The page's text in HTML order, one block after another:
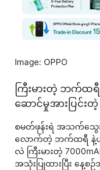
Image: OPPO
ကြီးမားတဲ့ ဘက်ထ
ဆောင်မှုအားပြင်းတဲ့
စမတ်ဖုန်းရဲ အသက်သွေ
လောက်တဲ့ ဘက်ထရီ နဲ့ပ
လဲ ကြီးမားတဲ့
အသုံးပြုထားပြီး နေ့စ